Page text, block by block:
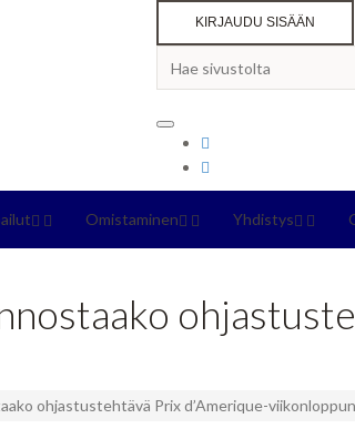
KIRJAUDU SISÄÄN
Omistaminen Yhdistys
ohjastustehtävä Prix d’Amerique-